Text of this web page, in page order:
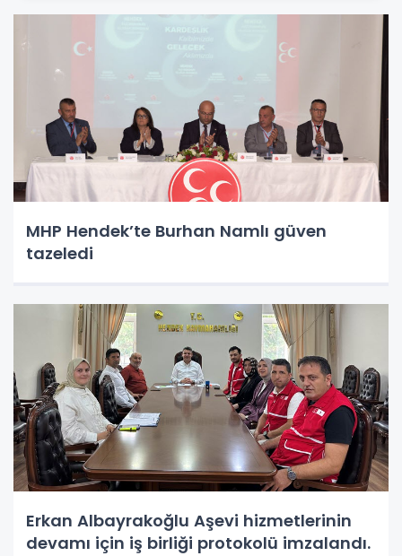
MHP Hendek’te Burhan Namlı güven
tazeledi
Erkan Albayrakoğlu Aşevi hizmetlerinin
devamı için iş birliği protokolü imzalandı.